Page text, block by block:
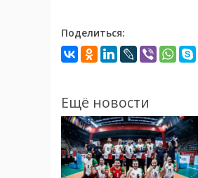
Поделиться:
Ещё новости